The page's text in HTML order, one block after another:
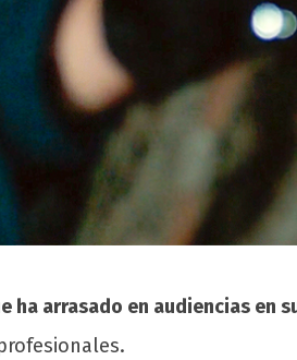
ha arrasado en audiencias en